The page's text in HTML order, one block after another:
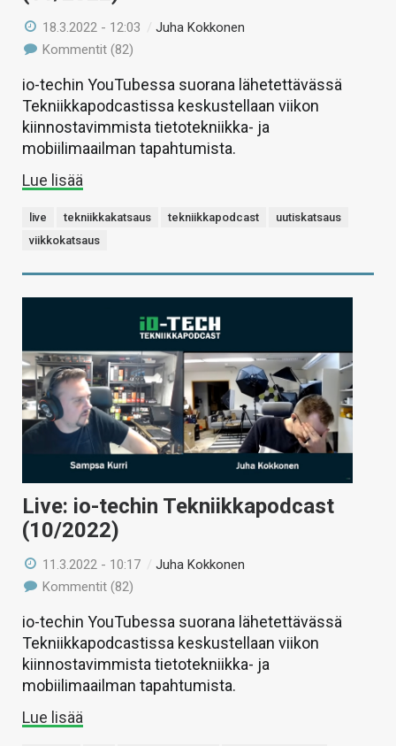
18.3.2022 - 12:03 /Juha Kokkonen
Kommentit (82)
io-techin YouTubessa suorana lähetettävässä
Tekniikkapodcastissa keskustellaan viikon
kiinnostavimmista tietotekniikka- ja
mobiilimaailman tapahtumista.
Lue lisää
live tekniikkakatsaus tekniikkapodcast
uutiskatsaus
viikkokatsaus
Live: io-techin Tekniikkapodcast
(10/2022)
11.3.2022 - 10:17 /Juha Kokkonen
Kommentit (82)
io-techin YouTubessa suorana lähetettävässä
Tekniikkapodcastissa keskustellaan viikon
kiinnostavimmista tietotekniikka- ja
mobiilimaailman tapahtumista.
Lue lisää